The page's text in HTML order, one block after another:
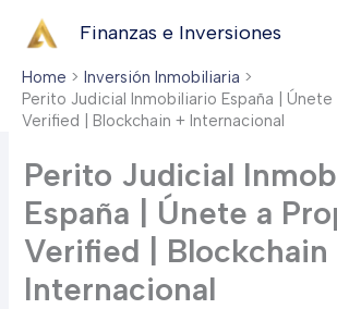
Finanzas e Inversiones
Home
Inversión Inmobiliaria
Perito Judicial Inmobiliario España | Únete
Verified | Blockchain + Internacional
Perito Judicial
España | Únete a
Verified | Blockchain
Internacional